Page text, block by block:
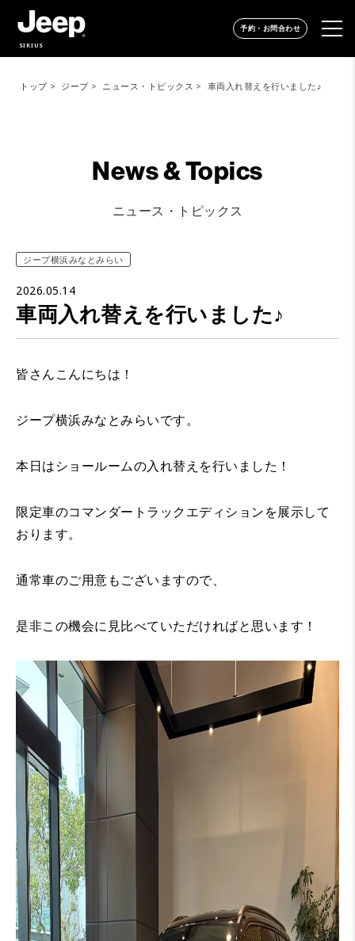
SIRIUS
予約・お問合わせ
トップ ジープ ニュース・トピックス 車両入れ替えを行いました♪
News & Topics
ニュース・トピックス
ジープ横浜みなとみらい
2026.05.14
車両入れ替えを行いました♪
皆さんこんにちは！
ジープ横浜みなとみらいです。
本日はショールームの入れ替えを行いました！
限定車のコマンダートラックエディションを展示して
おります。
通常車のご用意もございますので、
是非この機会に見比べていただければと思います！